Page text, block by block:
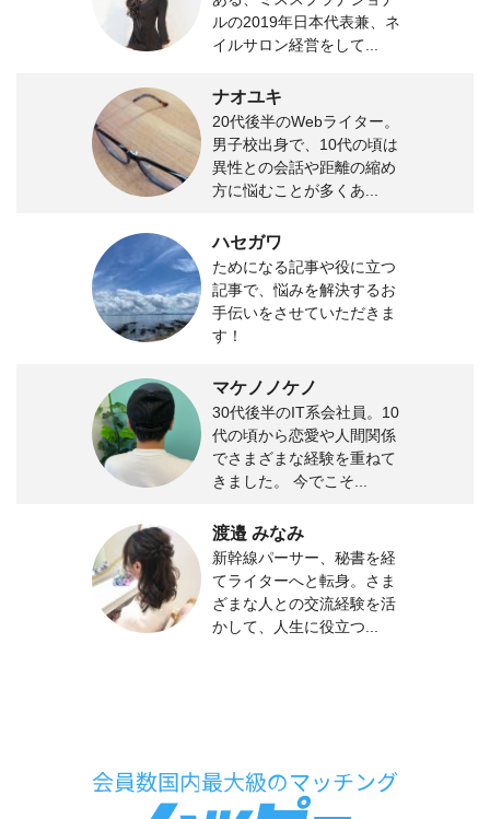
ルの2019年日本代表兼、ネ
イルサロン経営をして...
ナオユキ
20代後半のWebライター。
男子校出身で、10代の頃は
異性との会話や距離の縮め
方に悩むことが多くあ...
ハセガワ
ためになる記事や役に立つ
記事で、悩みを解決するお
手伝いをさせていただきま
す！
マケノノケノ
30代後半のIT系会社員。10
代の頃から恋愛や人間関係
でさまざまな経験を重ねて
きました。 今でこそ...
渡邉 みなみ
新幹線パーサー、秘書を経
てライターへと転身。さま
ざまな人との交流経験を活
かして、人生に役立つ...